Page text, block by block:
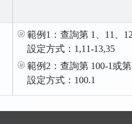
範例1：查詢第 1、11、
設定方式：1,11-13,35
範例2：查詢第 100-1或第
設定方式：100.1